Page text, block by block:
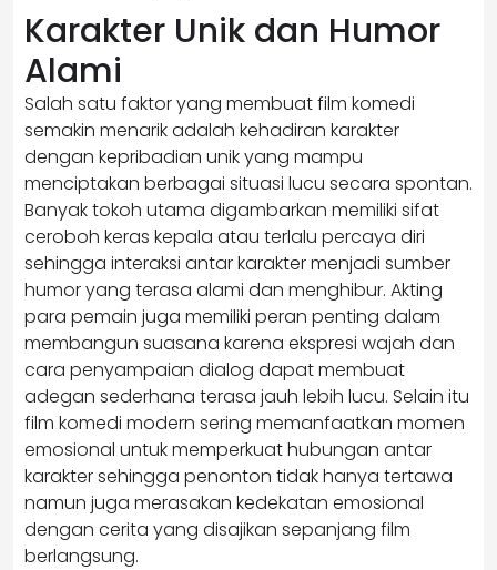
Karakter Unik dan Humor
Alami
Salah satu faktor yang membuat film komedi
semakin menarik adalah kehadiran karakter
dengan kepribadian unik yang mampu
menciptakan berbagai situasi lucu secara spontan.
Banyak tokoh utama digambarkan memiliki sifat
ceroboh keras kepala atau terlalu percaya diri
sehingga interaksi antar karakter menjadi sumber
humor yang terasa alami dan menghibur. Akting
para pemain juga memiliki peran penting dalam
membangun suasana karena ekspresi wajah dan
cara penyampaian dialog dapat membuat
adegan sederhana terasa jauh lebih lucu. Selain itu
film komedi modern sering memanfaatkan momen
emosional untuk memperkuat hubungan antar
karakter sehingga penonton tidak hanya tertawa
namun juga merasakan kedekatan emosional
dengan cerita yang disajikan sepanjang film
berlangsung.